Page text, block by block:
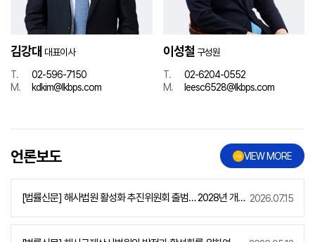
김강대 대표이사
T.
02-596-7150
M.
kdkim@lkbps.com
이성철 구성원
T.
02-6204-0552
M.
leesc6528@lkbps.com
언론보도 VIEW MORE
[법률신문] 해사법원 활성화 추진위원회 출범… 2028년 개원 2026.07.15